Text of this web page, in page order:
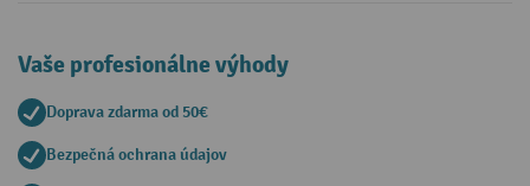
Vaše profesionálne výhody
Doprava zdarma od 50€
Bezpečná ochrana údajov